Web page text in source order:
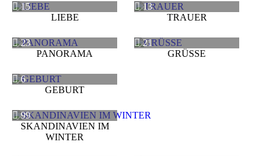
15
LIEBE
13
TRAUER
23
PANORAMA
21
GRÜSSE
6
GEBURT
99
SKANDINAVIEN IM
WINTER